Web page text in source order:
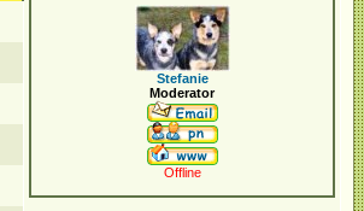
Stefanie
Moderator
Offline